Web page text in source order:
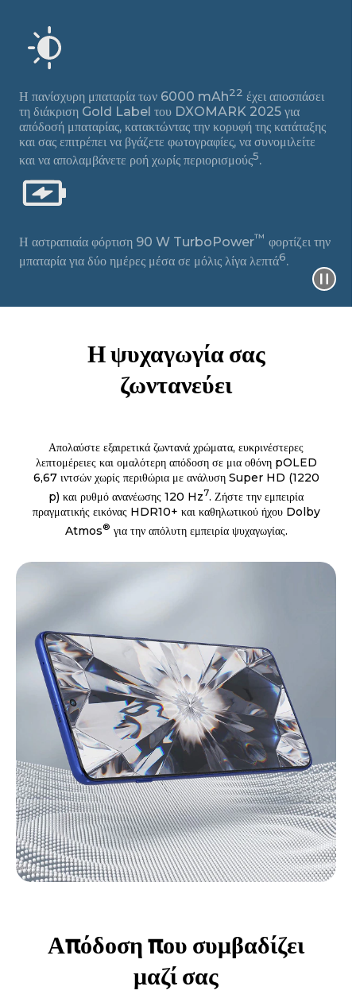
Η πανίσχυρη μπαταρία των 6000 mAh22 έχει αποσπάσει
τη διάκριση Gold Label του DXOMARK 2025 για
απόδοσή μπαταρίας, κατακτώντας την κορυφή της κατάταξης
και σας επιτρέπει να βγάζετε φωτογραφίες, να συνομιλείτε
και να απολαμβάνετε ροή χωρίς περιορισμούς5.
Η αστραπιαία φόρτιση 90 W TurboPower™ φορτίζει την
μπαταρία για δύο ημέρες μέσα σε μόλις λίγα λεπτά6.
Η ψυχαγωγία σας
ζωντανεύει
Απολαύστε εξαιρετικά ζωντανά χρώματα, ευκρινέστερες
λεπτομέρειες και ομαλότερη απόδοση σε μια οθόνη pOLED
6,67 ιντσών χωρίς περιθώρια με ανάλυση Super HD (1220
p) και ρυθμό ανανέωσης 120 Hz7. Ζήστε την εμπειρία
πραγματικής εικόνας HDR10+ και καθηλωτικού ήχου Dolby
Atmos® για την απόλυτη εμπειρία ψυχαγωγίας.
Απόδοση που συμβαδίζει
μαζί σας